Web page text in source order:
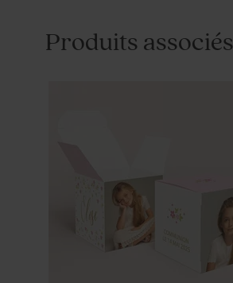
Produits associés